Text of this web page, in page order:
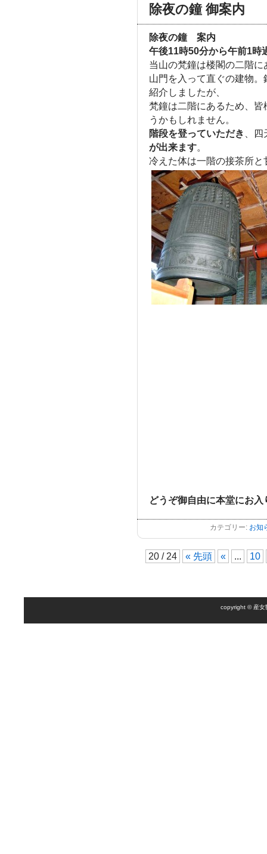
除夜の鐘 御案内
除夜の鐘 案内
午後11時50分から午前1時
当山の梵鐘は楼閣の二階に
山門を入って直ぐの建物
紹介しましたが、
梵鐘は二階にあるため、
うかもしれません。
階段を登っていただき
、
が出来ます。
冷えた体は一階の接茶所
どうぞ御自由に本堂にお
カテゴリー: お知
20 / 24 « 先頭 « ... 10
copyright © 産女